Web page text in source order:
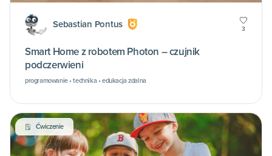
Sebastian Pontus 3
Smart Home z robotem Photon – czujnik
podczerwieni
programowanie • technika • edukacja zdalna
Ćwiczenie